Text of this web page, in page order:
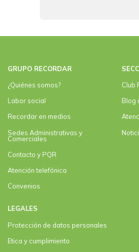
GRUPO RECORDAR
¿Quiénes somos?
Labor social
Recordar en medios
Sedes Administrativas y
Comerciales
Contacto y PQR
Atención telefónica
Convenios
Club
Blog
LEGALES
Protección de datos personales
Etica y cumplimiento